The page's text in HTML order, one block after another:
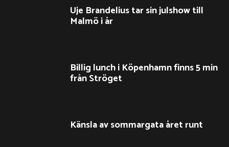
Uje Brandelius tar sin julshow till
Malmö i år
Billig lunch i Köpenhamn finns 5 min
från Ströget
Känsla av sommargata året runt